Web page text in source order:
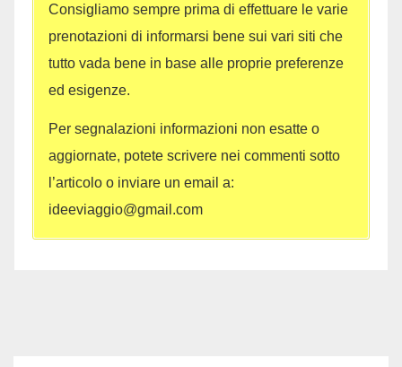
Consigliamo sempre prima di effettuare le varie
prenotazioni di informarsi bene sui vari siti che
tutto vada bene in base alle proprie preferenze
ed esigenze.
Per segnalazioni informazioni non esatte o
aggiornate, potete scrivere nei commenti sotto
l’articolo o inviare un email a:
ideeviaggio@gmail.com